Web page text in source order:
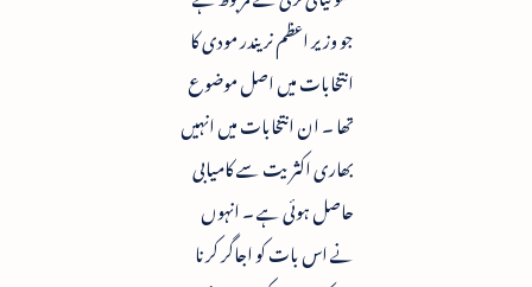
جو وزیر اعظم نریندر مودی کا
انتخابات میں اصل موضوع
تھا ۔ ان انتخابات میں انہیں
بھاری اکثریت سے کامیابی
حاصل ہوئی ہے ۔ انہوں
نے اس بات کو اجاگر کرنا